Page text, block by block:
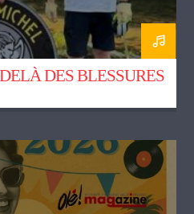
DES BLESSURES